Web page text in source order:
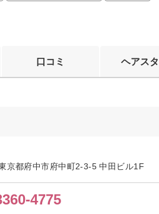
口コミ ヘアス
京都府中市府中町2-3-5 中田ビル1F
4775